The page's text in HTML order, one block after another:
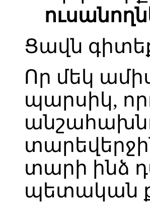
Ցավն
Որ մեկ
պարսիկ,
տարի ինձ
պետական